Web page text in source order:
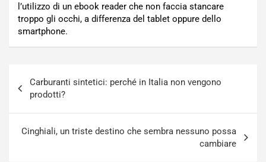
l’utilizzo di un ebook reader che non faccia stancare
troppo gli occhi, a differenza del tablet oppure dello
smartphone.
articoli
Carburanti sintetici: perché in Italia non vengono
prodotti?
Cinghiali, un triste destino che sembra nessuno possa
cambiare